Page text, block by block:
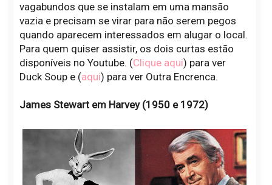
vagabundos que se instalam em uma mansão
vazia e precisam se virar para não serem pegos
quando aparecem interessados em alugar o local.
Para quem quiser assistir, os dois curtas estão
disponíveis no Youtube. (Clique aqui) para ver
Duck Soup e (aqui) para ver Outra Encrenca.
James Stewart em Harvey (1950 e 1972)